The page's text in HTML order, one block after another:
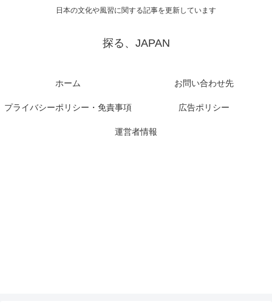
日本の文化や風習に関する記事を更新しています
探る、JAPAN
ホーム お問い合わせ先
プライバシーポリシー・免責事項 広告ポリシー
運営者情報